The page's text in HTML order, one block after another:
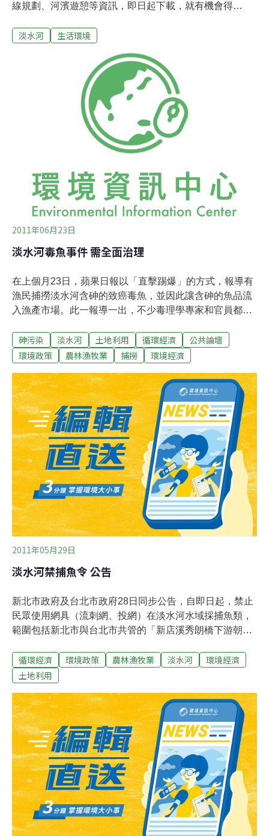
線規劃、河濱遊憩等資訊，即日起下載，就有機會得
淡水河岸旅遊更加便利，「水漾台北」APP將河濱周邊吃
在水岸邊暢遊無阻。值得一提的是，這支APP的「賞景
點」功能，開發出許多特色景點，例如公館水岸新開幕的
客家文化主題公園、北市首座跨堤平台、濃濃藝術氣息的
寶藏巖國際藝術村，以及老屋改造後的URS127公店、充
滿浪漫氣氛的松山彩虹橋夜景等，讓遊客嚐鮮體驗水岸不
同玩法。若想省卻遊程規劃時間，可選擇APP中的「行程
規劃」功能，輕鬆輸入地址或內建景點點位，就可替遊客
置附近的景點、美食、公車站牌與自行車租借站。
淡水河 生活環境
2011年06月23日
淡水河毒魚事件 需全面治理
在上個月23日，蘋果日報以「直擊踢爆」的方式，報導有
漁民捕撈淡水河含砷的致癌毒魚，並因此讓含砷的魚品流
入漁產市場。此一報導一出，不少毒理學專家和官員都大
北市政府隨即同步公告，淡水河流域大漢溪浮洲橋往下游
至中興大橋水域、新店溪秀朗橋下游朝淡水河口方向連接
口至下游關渡宮水域，即日起禁止捕撈魚類，違者處以3
萬至15萬元罰鍰。一切只到禁漁為止 新北市和台北市如此
處置方式，看似明快果斷，不過當我們拉長一點時間，詳
細檢視其作為，卻又發現管轄單位的處理態度實在讓人難
以苟同。首先，新北市府農業局在事件發生後，即對外表
達淡水河烏魚、吳郭魚等漁獲量1年僅數百斤，非主力魚
種，數量恐難銷售全台，希望能以此說法安民眾購買魚產
的心。不過，內河的漁撈如果以私下的管道方式進行，官
方如何得知一年有多少數量的漁獲從淡水河被捕撈
砷污染 淡水河 土地利用 循環經濟
公共論壇
環境政策
農林漁牧業 捕撈 環境經濟
2011年05月29日
淡水河禁捕魚令 公告
新北市政府及台北市政府28日同步公告，自即日起，禁止
民眾使用網具（流刺網、投網）在淡水河水域採捕魚類，
範圍包括新北市與台北市共管的「新店溪秀朗橋下游朝淡
漢溪浮洲橋往下游至中興大橋」水域以及台北市轄管「基
隆河內溝溪匯流口至下游關渡宮」水域。民眾若在上述水
告機關實施處分，若在兩市共管水域發現違規，則由查獲
機關處分，違反規定者，將依違反漁業法處以三萬至十五
萬元罰鍰。至於關渡宮以下的淡水河流域，因為距離出海
口近，受潮汐影響大，水質與魚種多與海域相近，無污染
之虞，且該區域自古以來即是漁民傳統作業漁區，為避免
影響漁民生計，該段河域則不予限制。
循環經濟 環境政策 農林漁牧業 淡水河
環境經濟
土地利用